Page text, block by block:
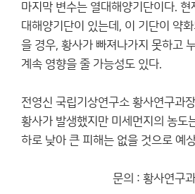
마지막 변수는 열대해양기단이다. 현
대해양기단이 있는데, 이 기단이 약
을 경우, 황사가 빠져나가지 못하고
계속 영향을 줄 가능성도 있다.
전영신 국립기상연구소 황사연구과
황사가 발생했지만 미세먼지의 농도
하로 낮아 큰 피해는 없을 것으로 예
문의 : 황사연구